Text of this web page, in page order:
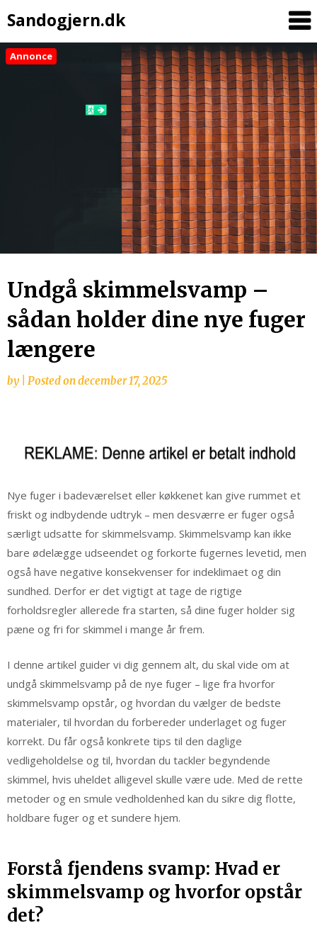
Sandogjern.dk
Annonce
Undgå skimmelsvamp –
sådan holder dine nye fuger
længere
by Posted ondecember 17, 2025
Nye fuger i badeværelset eller køkkenet kan give rummet et
friskt og indbydende udtryk – men desværre er fuger også
særligt udsatte for skimmelsvamp. Skimmelsvamp kan ikke
bare ødelægge udseendet og forkorte fugernes levetid, men
også have negative konsekvenser for indeklimaet og din
sundhed. Derfor er det vigtigt at tage de rigtige
forholdsregler allerede fra starten, så dine fuger holder sig
pæne og fri for skimmel i mange år frem.
I denne artikel guider vi dig gennem alt, du skal vide om at
undgå skimmelsvamp på de nye fuger – lige fra hvorfor
skimmelsvamp opstår, og hvordan du vælger de bedste
materialer, til hvordan du forbereder underlaget og fuger
korrekt. Du får også konkrete tips til den daglige
vedligeholdelse og til, hvordan du tackler begyndende
skimmel, hvis uheldet alligevel skulle være ude. Med de rette
metoder og en smule vedholdenhed kan du sikre dig flotte,
holdbare fuger og et sundere hjem.
Forstå fjendens svamp: Hvad er
skimmelsvamp og hvorfor opstår
det?